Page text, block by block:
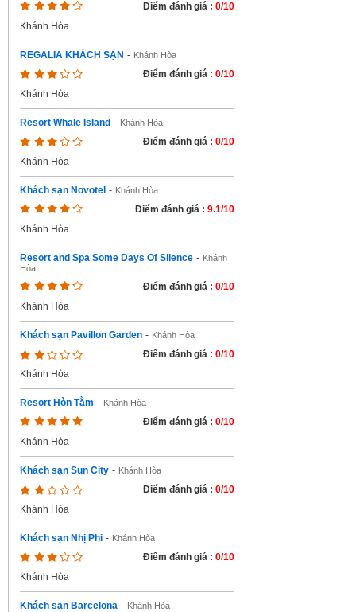
Điểm đánh giá : 0/10
Khánh Hòa
REGALIA KHÁCH SẠN - Khánh Hòa
Điểm đánh giá : 0/10
Khánh Hòa
Resort Whale Island - Khánh Hòa
Điểm đánh giá : 0/10
Khánh Hòa
Khách sạn Novotel - Khánh Hòa
Điểm đánh giá : 9.1/10
Khánh Hòa
Resort and Spa Some Days Of Silence - Khánh
Hòa
Điểm đánh giá : 0/10
Khánh Hòa
Khách sạn Pavillon Garden - Khánh Hòa
Điểm đánh giá : 0/10
Khánh Hòa
Resort Hòn Tằm - Khánh Hòa
Điểm đánh giá : 0/10
Khánh Hòa
Khách sạn Sun City - Khánh Hòa
Điểm đánh giá : 0/10
Khánh Hòa
Khách sạn Nhị Phi - Khánh Hòa
Điểm đánh giá : 0/10
Khánh Hòa
Khách sạn Barcelona - Khánh Hòa